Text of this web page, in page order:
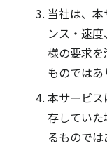
当社は、
ンス・速
様の要求
ものではあ
本サービ
存してい
るものでは